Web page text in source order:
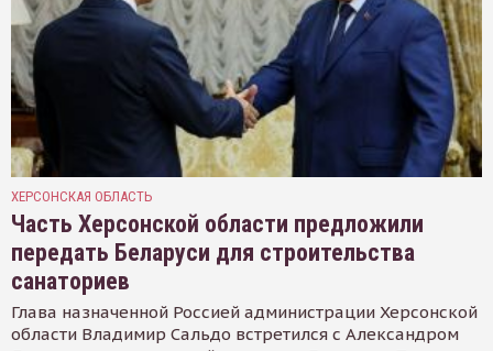
ХЕРСОНСКАЯ ОБЛАСТЬ
Часть Херсонской области предложили
передать Беларуси для строительства
санаториев
Глава назначенной Россией администрации Херсонской
области Владимир Сальдо встретился с Александром